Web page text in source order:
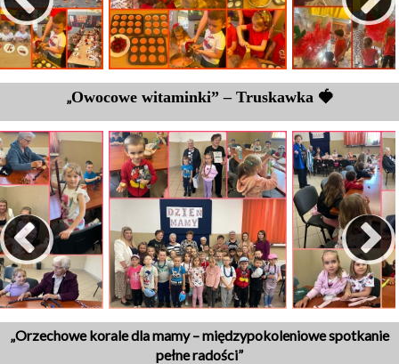
„Owocowe witaminki” – Truskawka 🍓
„Orzechowe korale dla mamy – międzypokoleniowe spotkanie
pełne radości”